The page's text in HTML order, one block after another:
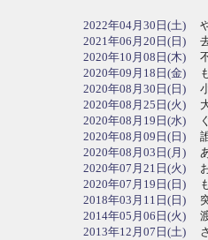
2022年04月30日(土) や
2021年06月20日(日) 去
2020年10月08日(木) 不
2020年09月18日(金) も
2020年08月30日(日) 小
2020年08月25日(火) 大
2020年08月19日(水) ぐ
2020年08月09日(日) 誰
2020年08月03日(月)
2020年07月21日(火) お
2020年07月19日(日) も
2018年03月11日(日) 突
2014年05月06日(火) 渡
2013年12月07日(土)